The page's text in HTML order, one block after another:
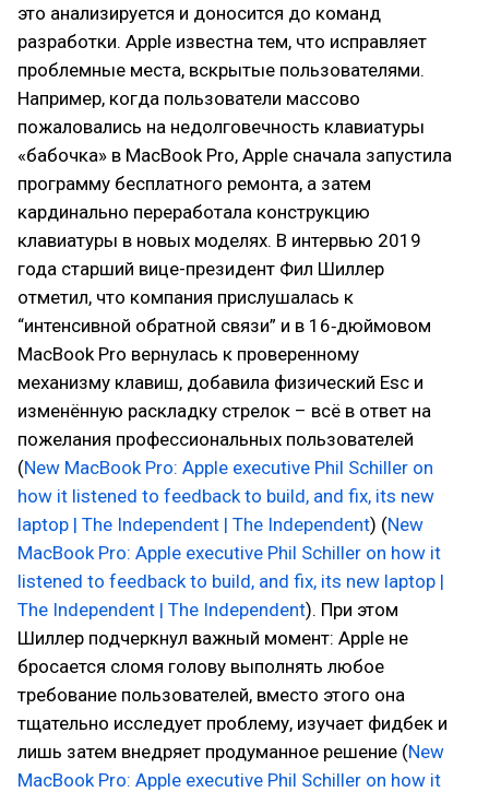
это анализируется и доносится до команд
разработки. Apple известна тем, что исправляет
проблемные места, вскрытые пользователями.
Например, когда пользователи массово
пожаловались на недолговечность клавиатуры
«бабочка» в MacBook Pro, Apple сначала запустила
программу бесплатного ремонта, а затем
кардинально переработала конструкцию
клавиатуры в новых моделях. В интервью 2019
года старший вице-президент Фил Шиллер
отметил, что компания прислушалась к
“интенсивной обратной связи” и в 16‑дюймовом
MacBook Pro вернулась к проверенному
механизму клавиш, добавила физический Esc и
изменённую раскладку стрелок – всё в ответ на
пожелания профессиональных пользователей
(New MacBook Pro: Apple executive Phil Schiller on
how it listened to feedback to build, and fix, its new
laptop | The Independent | The Independent) (New
MacBook Pro: Apple executive Phil Schiller on how it
listened to feedback to build, and fix, its new laptop |
The Independent | The Independent). При этом
Шиллер подчеркнул важный момент: Apple не
бросается сломя голову выполнять любое
требование пользователей, вместо этого она
тщательно исследует проблему, изучает фидбек и
лишь затем внедряет продуманное решение (New
MacBook Pro: Apple executive Phil Schiller on how it